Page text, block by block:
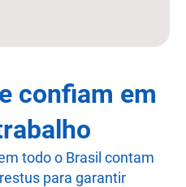
confiam em
todo o Brasil contam
para garantir